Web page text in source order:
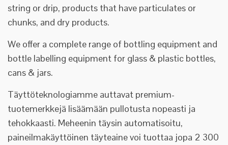
string or drip, products that have particulates or
chunks, and dry products.
We offer a complete range of bottling equipment and
bottle labelling equipment for glass & plastic bottles,
cans & jars.
Täyttöteknologiamme auttavat premium-
tuotemerkkejä lisäämään pullotusta nopeasti ja
tehokkaasti. Meheenin täysin automatisoitu,
paineilmakäyttöinen täyteaine voi tuottaa jopa 2 300